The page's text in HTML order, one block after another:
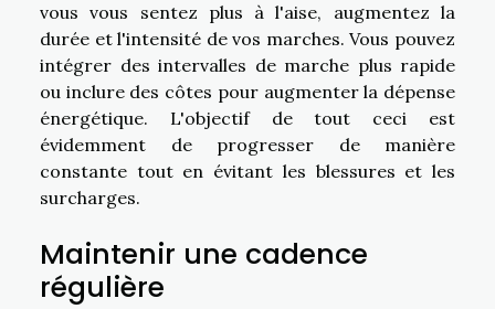
vous vous sentez plus à l'aise, augmentez la
durée et l'intensité de vos marches. Vous pouvez
intégrer des intervalles de marche plus rapide
ou inclure des côtes pour augmenter la dépense
énergétique. L'objectif de tout ceci est
évidemment de progresser de manière
constante tout en évitant les blessures et les
surcharges.
Maintenir une cadence
régulière